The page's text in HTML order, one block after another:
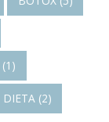
(1)
DIETA(2)